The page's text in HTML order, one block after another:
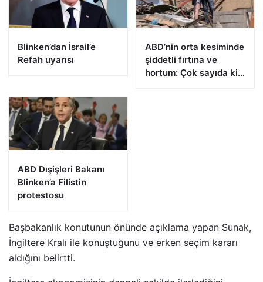
Blinken’dan İsrail’e
Refah uyarısı
ABD’nin orta kesiminde
şiddetli fırtına ve
hortum: Çok sayıda kişi
ABD Dışişleri Bakanı
Blinken’a Filistin
protestosu
Başbakanlık konutunun önünde açıklama yapan Sunak,
İngiltere Kralı ile konuştuğunu ve erken seçim kararı
aldığını belirtti.